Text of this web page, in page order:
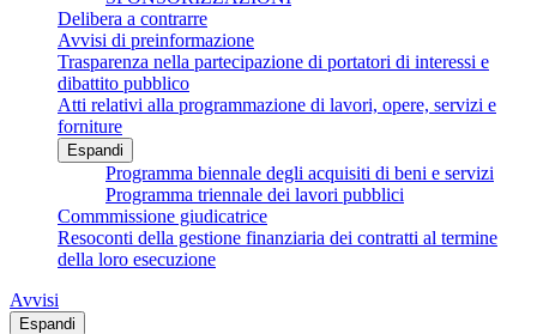
Delibera a contrarre
Avvisi di preinformazione
Trasparenza nella partecipazione di portatori di interessi e
dibattito pubblico
Atti relativi alla programmazione di lavori, opere, servizi e
forniture
Espandi
Programma biennale degli acquisiti di beni e servizi
Programma triennale dei lavori pubblici
Commmissione giudicatrice
Resoconti della gestione finanziaria dei contratti al termine
della loro esecuzione
Avvisi
Espandi